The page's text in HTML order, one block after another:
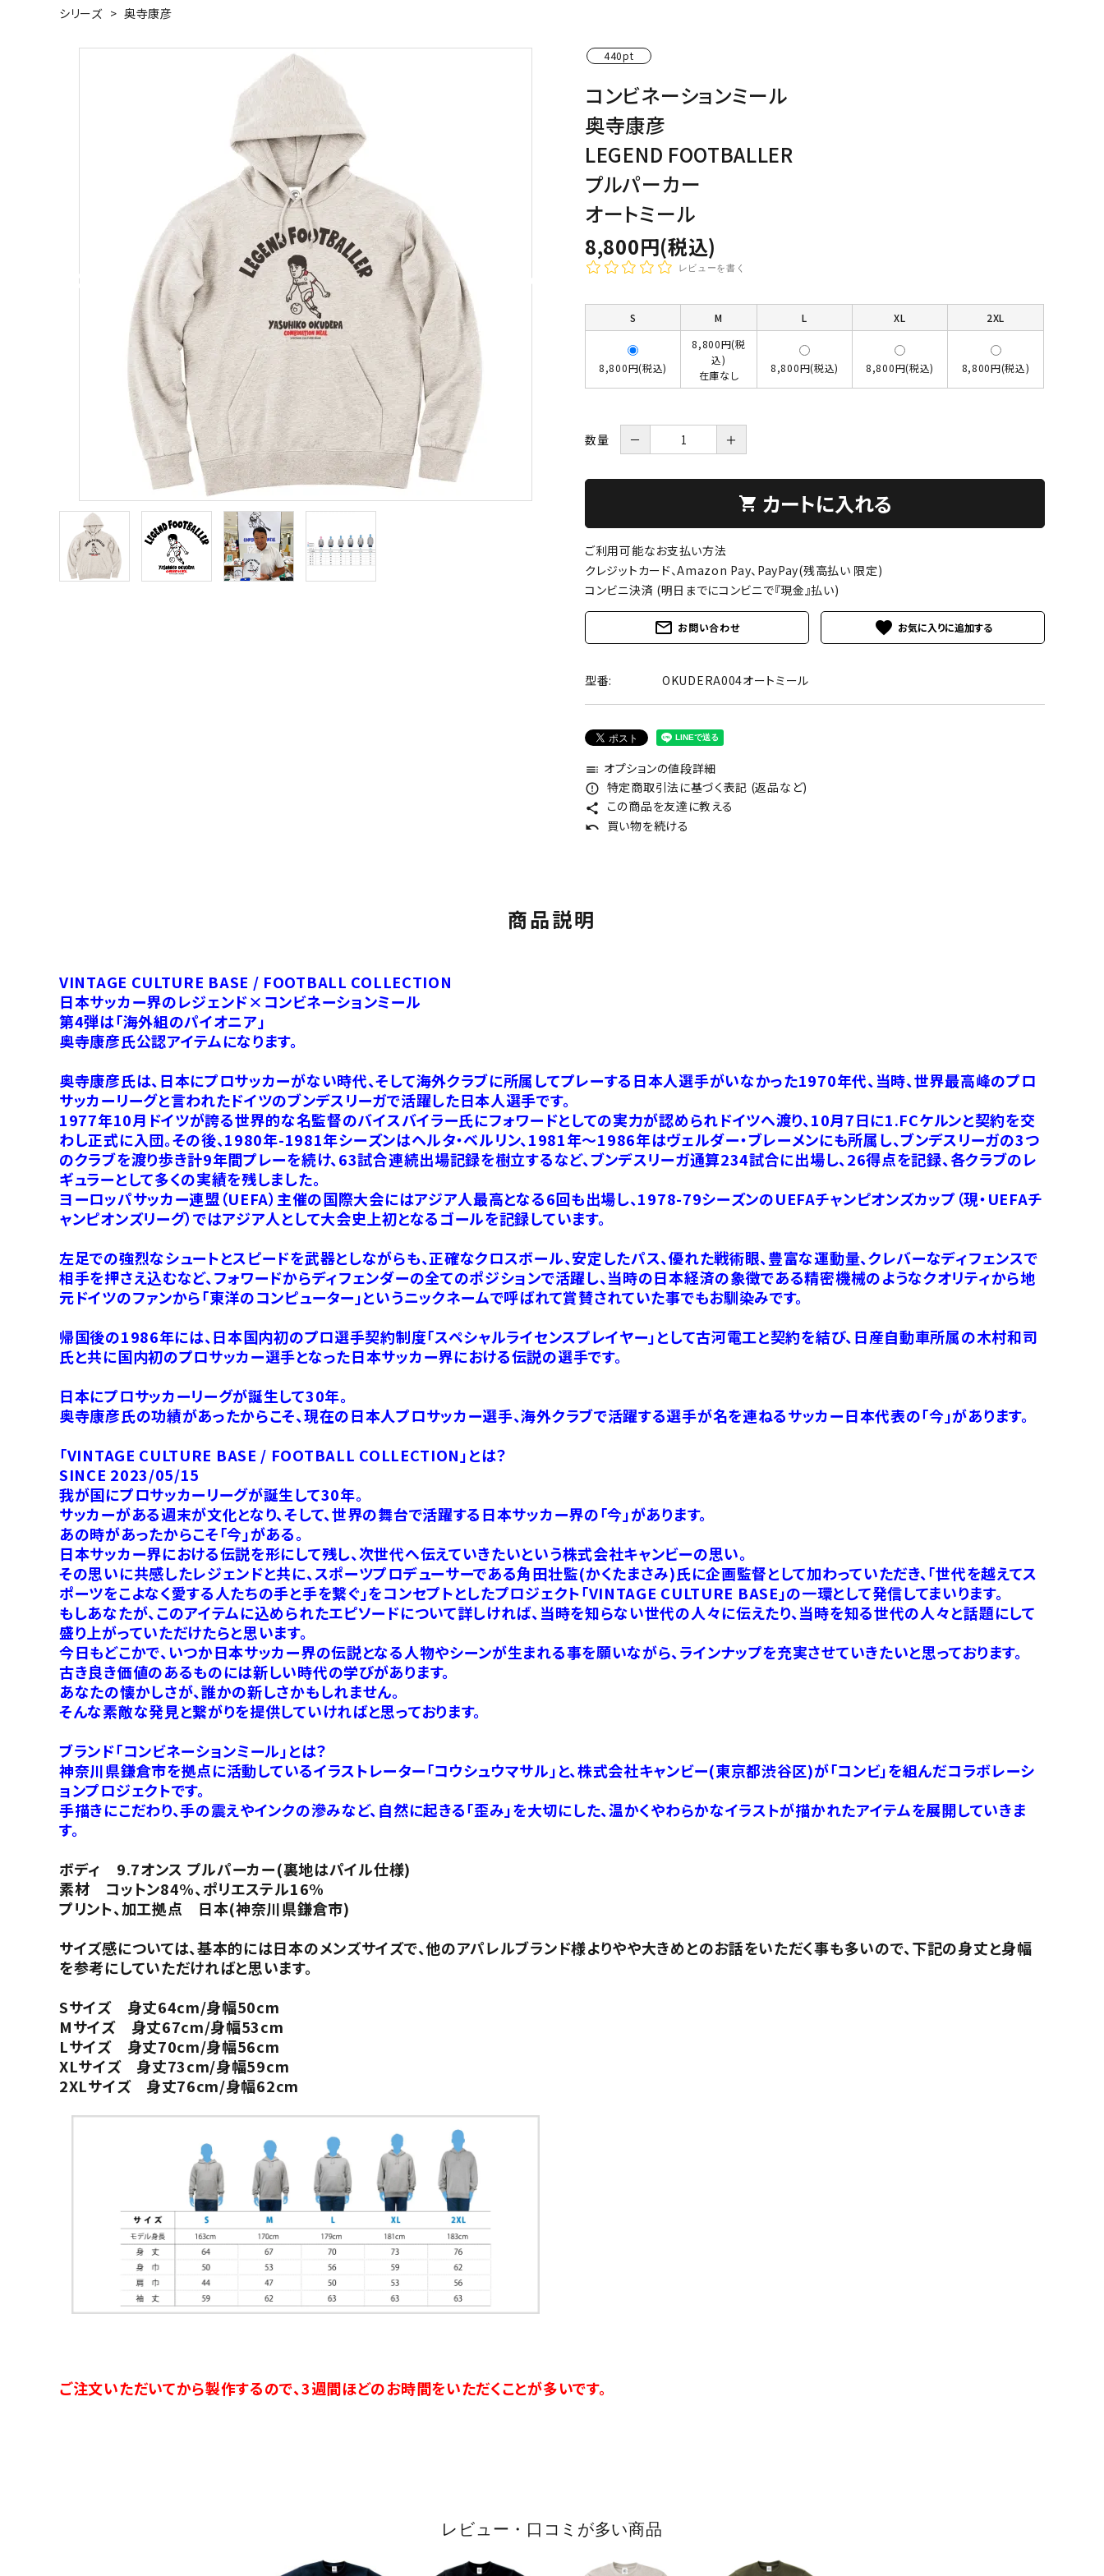
シリーズ > 奥寺康彦
440pt
コンビネーションミール
奥寺康彦
LEGEND FOOTBALLER
プルパーカー
オートミール
8,800円(税込)
レビューを書く
S M L XL 2XL
8,800円(税込)
8,800円(税
込)
在庫なし
8,800円(税込) 8,800円(税込) 8,800円(税込)
数量 － ＋
shopping_cart カートに入れる
ご利用可能なお支払い方法
クレジットカード、Amazon Pay、PayPay(残高払い 限定)
コンビニ決済 (明日までにコンビニで『現金』払い)
mail_outline お問い合わせ favorite
型番: OKUDERA004オートミール
toc オプションの値段詳細
error_outline 特定商取引法に基づく表記 (返品など)
share この商品を友達に教える
undo 買い物を続ける
商品説明
VINTAGE CULTURE BASE / FOOTBALL COLLECTION
日本サッカー界のレジェンド×コンビネーションミール
第4弾は「海外組のパイオニア」
奥寺康彦氏公認アイテムになります。
奥寺康彦氏は、日本にプロサッカーがない時代、そして海外クラブに所属してプレーする日本人選手がいなかった1970年代、当時、世界最高峰のプロ
サッカーリーグと言われたドイツのブンデスリーガで活躍した日本人選手です。
1977年10月ドイツが誇る世界的な名監督のバイスバイラー氏にフォワードとしての実力が認められドイツへ渡り、10月7日に1.FCケルンと契約を交
わし正式に入団。その後、1980年-1981年シーズンはヘルタ・ベルリン、1981年～1986年はヴェルダー・ブレーメンにも所属し、ブンデスリーガの3つ
のクラブを渡り歩き計9年間プレーを続け、63試合連続出場記録を樹立するなど、ブンデスリーガ通算234試合に出場し、26得点を記録、各クラブのレ
ギュラーとして多くの実績を残しました。
ヨーロッパサッカー連盟（UEFA）主催の国際大会にはアジア人最高となる6回も出場し、1978-79シーズンのUEFAチャンピオンズカップ（現・UEFAチ
ャンピオンズリーグ）ではアジア人として大会史上初となるゴールを記録しています。
左足での強烈なシュートとスピードを武器としながらも、正確なクロスボール、安定したパス、優れた戦術眼、豊富な運動量、クレバーなディフェンスで
相手を押さえ込むなど、フォワードからディフェンダーの全てのポジションで活躍し、当時の日本経済の象徴である精密機械のようなクオリティから地
元ドイツのファンから「東洋のコンピューター」というニックネームで呼ばれて賞賛されていた事でもお馴染みです。
帰国後の1986年には、日本国内初のプロ選手契約制度「スペシャルライセンスプレイヤー」として古河電工と契約を結び、日産自動車所属の木村和司
氏と共に国内初のプロサッカー選手となった日本サッカー界における伝説の選手です。
日本にプロサッカーリーグが誕生して30年。
奥寺康彦氏の功績があったからこそ、現在の日本人プロサッカー選手、海外クラブで活躍する選手が名を連ねるサッカー日本代表の「今」があります。
「VINTAGE CULTURE BASE / FOOTBALL COLLECTION」とは？
SINCE 2023/05/15
我が国にプロサッカーリーグが誕生して30年。
サッカーがある週末が文化となり、そして、世界の舞台で活躍する日本サッカー界の「今」があります。
あの時があったからこそ「今」がある。
日本サッカー界における伝説を形にして残し、次世代へ伝えていきたいという株式会社キャンビーの思い。
その思いに共感したレジェンドと共に、スポーツプロデューサーである角田壮監(かくたまさみ)氏に企画監督として加わっていただき、「世代を越えてス
ポーツをこよなく愛する人たちの手と手を繋ぐ」をコンセプトとしたプロジェクト「VINTAGE CULTURE BASE」の一環として発信してまいります。
もしあなたが、このアイテムに込められたエピソードについて詳しければ、当時を知らない世代の人々に伝えたり、当時を知る世代の人々と話題にして
盛り上がっていただけたらと思います。
今日もどこかで、いつか日本サッカー界の伝説となる人物やシーンが生まれる事を願いながら、ラインナップを充実させていきたいと思っております。
古き良き価値のあるものには新しい時代の学びがあります。
あなたの懐かしさが、誰かの新しさかもしれません。
そんな素敵な発見と繋がりを提供していければと思っております。
ブランド「コンビネーションミール」とは？
神奈川県鎌倉市を拠点に活動しているイラストレーター「コウシュウマサル」と、株式会社キャンビー(東京都渋谷区)が「コンビ」を組んだコラボレーシ
ョンプロジェクトです。
手描きにこだわり、手の震えやインクの滲みなど、自然に起きる「歪み」を大切にした、温かくやわらかなイラストが描かれたアイテムを展開していきま
す。
ボディ 9.7オンス プルパーカー(裏地はパイル仕様)
素材 コットン84%、ポリエステル16%
プリント、加工拠点 日本(神奈川県鎌倉市)
サイズ感については、基本的には日本のメンズサイズで、他のアパレルブランド様よりやや大きめとのお話をいただく事も多いので、下記の身丈と身幅
を参考にしていただければと思います。
Sサイズ 身丈64cm/身幅50cm
Mサイズ 身丈67cm/身幅53cm
Lサイズ 身丈70cm/身幅56cm
XLサイズ 身丈73cm/身幅59cm
2XLサイズ 身丈76cm/身幅62cm
ご注文いただいてから製作するので、3週間ほどのお時間をいただくことが多いです。
レビュー・口コミが多い商品